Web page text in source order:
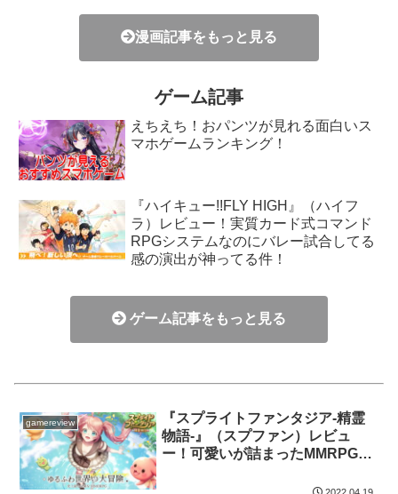
漫画記事をもっと見る
ゲーム記事
えちえち！おパンツが見れる面白いス
マホゲームランキング！
『ハイキュー!!FLY HIGH』（ハイフ
ラ）レビュー！実質カード式コマンド
RPGシステムなのにバレー試合してる
感の演出が神ってる件！
ゲーム記事をもっと見る
gamereview
『スプライトファンタジア-精霊
物語-』（スプファン）レビュ
ー！可愛いが詰まったMMRPG！